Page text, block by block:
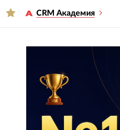
CRM Академия